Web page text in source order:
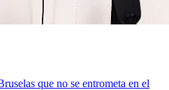
que no se entrometa en el